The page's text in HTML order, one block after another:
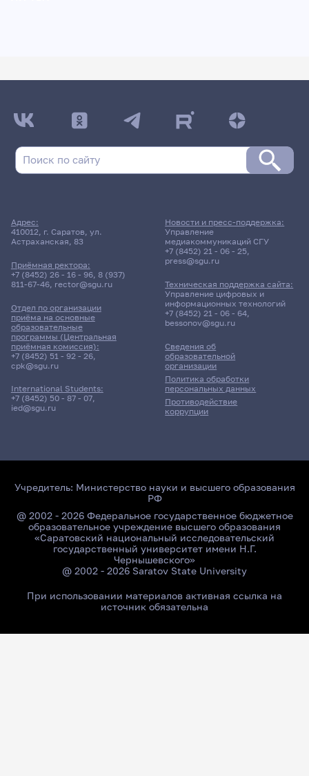
Адрес:
410012, г. Саратов, ул.
Астраханская, 83
Приёмная ректора:
+7 (8452) 26 - 16 - 96, 8 (937)
811-67-46, rector@sgu.ru
Отдел по организации
приёма на основные
образовательные
программы (Центральная
приёмная комиссия):
+7 (8452) 51 - 92 - 26,
cpk@sgu.ru
International Students:
+7 (8452) 50 - 87 - 07,
ied@sgu.ru
Сведения об
образовательной
организации
Политика обработки
персональных данных
Противодействие
коррупции
Новости и пресс-поддержка:
Управление
медиакоммуникаций СГУ
+7 (8452) 21 - 06 - 25,
press@sgu.ru
Техническая поддержка сайта:
Управление цифровых и
информационных технологий
+7 (8452) 21 - 06 - 64,
bessonov@sgu.ru
Учредитель: Министерство науки и высшего образования
РФ
@ 2002 - 2026 Федеральное государственное бюджетное
образовательное учреждение высшего образования
«Саратовский национальный исследовательский
государственный университет имени Н.Г.
Чернышевского»
@ 2002 - 2026 Saratov State University
При использовании материалов активная ссылка на
источник обязательна